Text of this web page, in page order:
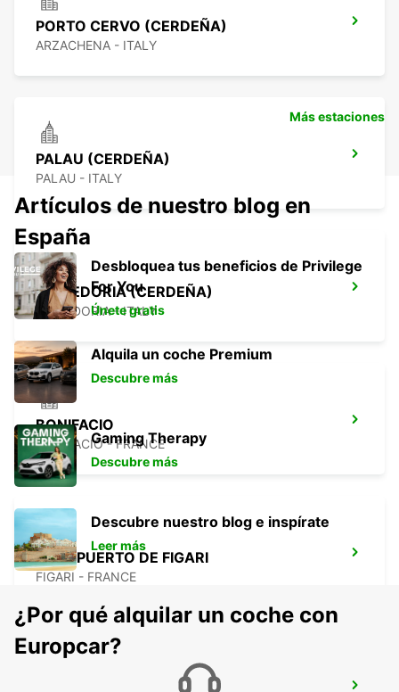
PORTO CERVO (CERDEÑA)
ARZACHENA - ITALY
PALAU (CERDEÑA)
PALAU - ITALY
VALLEDORIA (CERDEÑA)
VALLEDORIA - ITALY
BONIFACIO
BONIFACIO - FRANCE
AEROPUERTO DE FIGARI
FIGARI - FRANCE
Más estaciones
Artículos de nuestro blog en
España
Desbloquea tus beneficios de Privilege
For You
Únete gratis
Alquila un coche Premium
Descubre más
Gaming Therapy
Descubre más
Descubre nuestro blog e inspírate
Leer más
¿Por qué alquilar un coche con
Europcar?